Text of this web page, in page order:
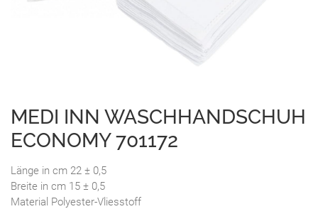
MEDI INN WASCHHANDSCHUH
ECONOMY 701172
Länge in cm 22 ± 0,5
Breite in cm 15 ± 0,5
Material Polyester-Vliesstoff